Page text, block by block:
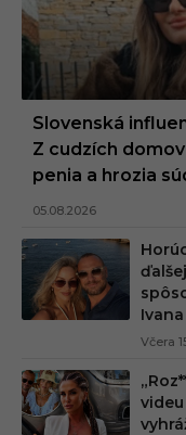
Slovenská
Z cudzích
penia a hrozia
05.08.2026
Ivana
Včera